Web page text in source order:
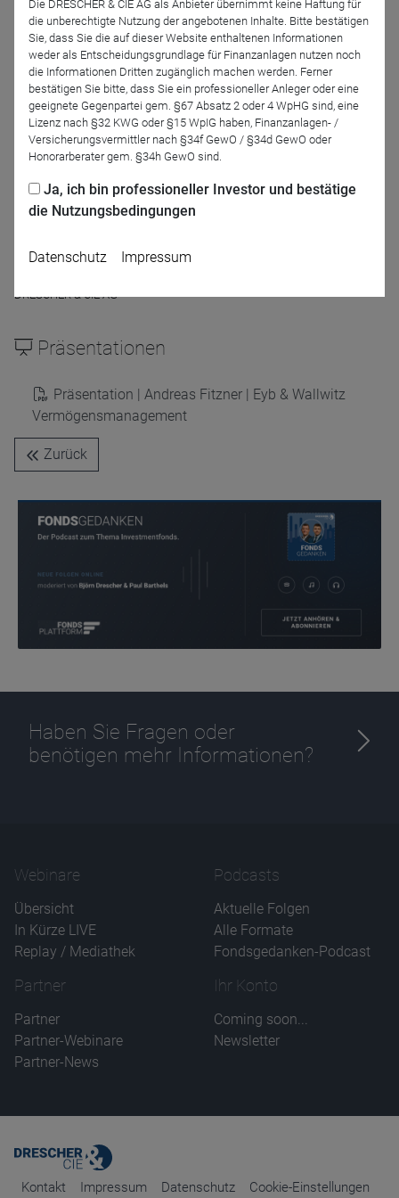
Eyb & Wallwitz
Vermögensmanagement
GmbH
Moderation
DRESCHER & CIE AG
Präsentationen
Präsentation | Andreas Fitzner | Eyb & Wallwitz
Vermögensmanagement
Zurück
Haben Sie Fragen oder
benötigen mehr Informationen?
Webinare
Übersicht
In Kürze LIVE
Replay / Mediathek
Podcasts
Aktuelle Folgen
Alle Formate
Fondsgedanken-Podcast
Partner
Partner
Partner-Webinare
Partner-News
Ihr Konto
Coming soon...
Newsletter
Kontakt Impressum Datenschutz Cookie-Einstellungen
Die DRESCHER & CIE AG als Anbieter übernimmt keine Haftung für
die unberechtigte Nutzung der angebotenen Inhalte. Bitte bestätigen
Sie, dass Sie die auf dieser Website enthaltenen Informationen
weder als Entscheidungsgrundlage für Finanzanlagen nutzen noch
die Informationen Dritten zugänglich machen werden. Ferner
bestätigen Sie bitte, dass Sie ein professioneller Anleger oder eine
geeignete Gegenpartei gem. §67 Absatz 2 oder 4 WpHG sind, eine
Lizenz nach §32 KWG oder §15 WpIG haben, Finanzanlagen- /
Versicherungsvermittler nach §34f GewO / §34d GewO oder
Honorarberater gem. §34h GewO sind.
Ja, ich bin professioneller Investor und bestätige
die Nutzungsbedingungen
Datenschutz Impressum
Zweck